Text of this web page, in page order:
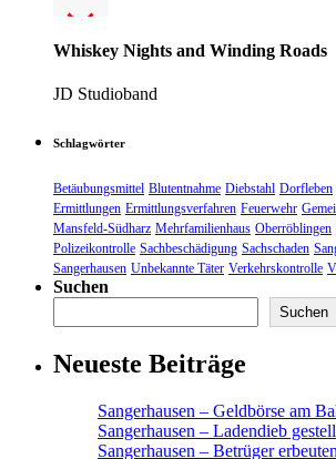
Whiskey Nights and Winding Roads
JD Studioband
Schlagwörter
Betäubungsmittel Blutentnahme Diebstahl Dorfleben
Ermittlungen Ermittlungsverfahren Feuerwehr
Mansfeld-Südharz Mehrfamilienhaus Oberröblingen
Polizeikontrolle Sachbeschädigung Sachschaden
Sangerhausen Unbekannte Täter Verkehrskontrolle
Suchen
Suchen
Neueste Beiträge
Sangerhausen – Geldbörse am
Sangerhausen – Ladendieb
Sangerhausen – Betrüger